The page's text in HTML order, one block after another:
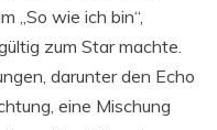
„So wie ich bin“,
zum Star machte.
darunter den Echo
eine Mischung